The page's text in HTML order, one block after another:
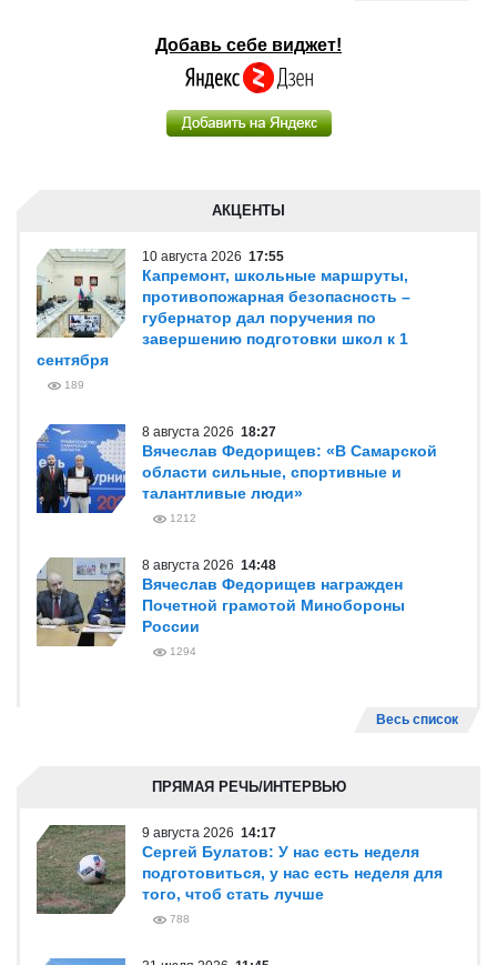
Добавь себе виджет!
АКЦЕНТЫ
10 августа 2026 17:55
Капремонт, школьные маршруты,
противопожарная безопасность –
губернатор дал поручения по
завершению подготовки школ к 1
сентября
189
8 августа 2026 18:27
Вячеслав Федорищев: «В Самарской
области сильные, спортивные и
талантливые люди»
1212
8 августа 2026 14:48
Вячеслав Федорищев награжден
Почетной грамотой Минобороны
России
1294
Весь список
ПРЯМАЯ РЕЧЬ/ИНТЕРВЬЮ
9 августа 2026 14:17
Сергей Булатов: У нас есть неделя
подготовиться, у нас есть неделя для
того, чтоб стать лучше
788